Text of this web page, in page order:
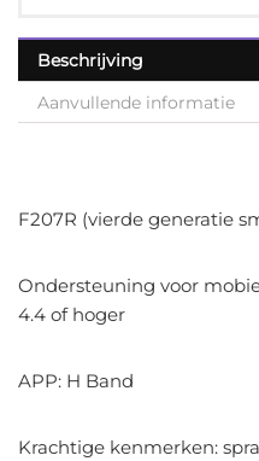
Beschrijving
Aanvullende informatie
F207R (vierde generatie
Ondersteuning voor
4.4 of hoger
APP: H Band
Krachtige kenmerken: